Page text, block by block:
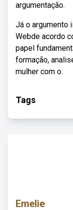
argumentação.
Já o argumento
Webde acordo
papel
formação,
mulher com o.
Tags
Emelie